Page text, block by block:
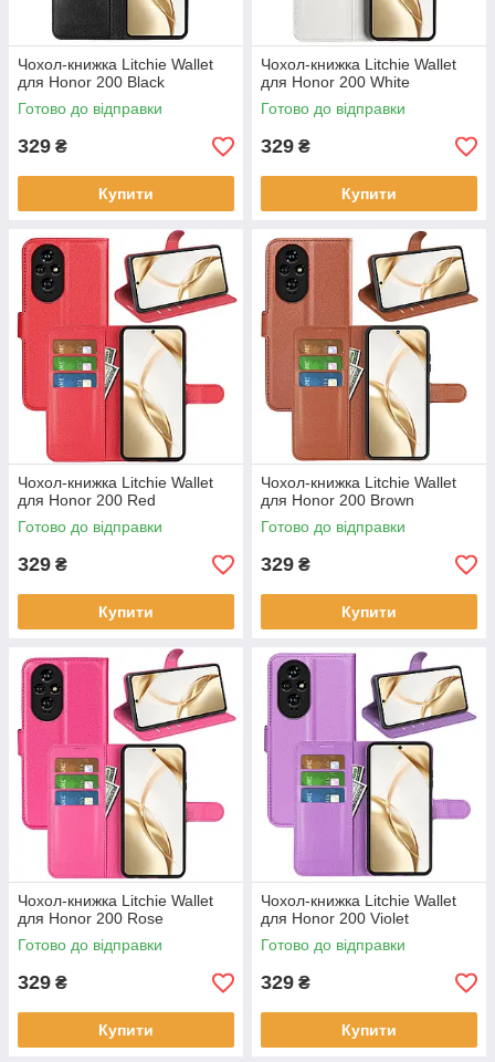
Чохол-книжка Litchie Wallet
для Honor 200 Black
Готово до відправки
329 ₴
Купити
Чохол-книжка Litchie Wallet
для Honor 200 White
Готово до відправки
329 ₴
Купити
Чохол-книжка Litchie Wallet
для Honor 200 Red
Готово до відправки
329 ₴
Купити
Чохол-книжка Litchie Wallet
для Honor 200 Brown
Готово до відправки
329 ₴
Купити
Чохол-книжка Litchie Wallet
для Honor 200 Rose
Готово до відправки
329 ₴
Купити
Чохол-книжка Litchie Wallet
для Honor 200 Violet
Готово до відправки
329 ₴
Купити